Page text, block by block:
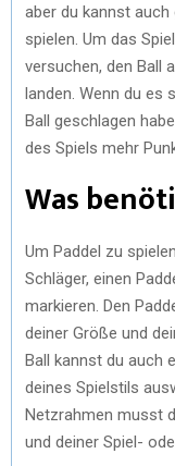
aber du kannst auch
spielen. Um das
versuchen, den Ball
landen. Wenn du es
Ball geschlagen
des Spiels mehr
Was
Um Paddel zu
Schläger, einen
markieren. Den
deiner Größe und
Ball kannst du auch
deines Spielstils
Netzrahmen musst
und deiner Spiel-